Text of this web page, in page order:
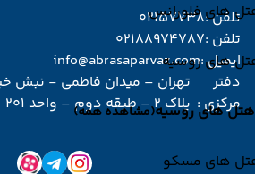
های فلورانس
های روسیه
هتل های روسیه(مشاهده همه)
های مسکو
تلفن :02157738
تلفن :02188974787
ایمیل :info@abrasaparvaz.com
دفتر
مرکزی :
تهران – میدان فاطمی - نبش
پلاک 2 – طبقه دوم – واحد 201